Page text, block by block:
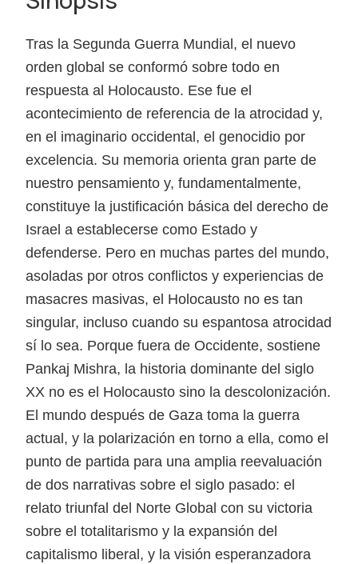
Tras la Segunda Guerra Mundial, el nuevo
orden global se conformó sobre todo en
respuesta al Holocausto. Ese fue el
acontecimiento de referencia de la atrocidad y,
en el imaginario occidental, el genocidio por
excelencia. Su memoria orienta gran parte de
nuestro pensamiento y, fundamentalmente,
constituye la justificación básica del derecho de
Israel a establecerse como Estado y
defenderse. Pero en muchas partes del mundo,
asoladas por otros conflictos y experiencias de
masacres masivas, el Holocausto no es tan
singular, incluso cuando su espantosa atrocidad
sí lo sea. Porque fuera de Occidente, sostiene
Pankaj Mishra, la historia dominante del siglo
XX no es el Holocausto sino la descolonización.
El mundo después de Gaza toma la guerra
actual, y la polarización en torno a ella, como el
punto de partida para una amplia reevaluación
de dos narrativas sobre el siglo pasado: el
relato triunfal del Norte Global con su victoria
sobre el totalitarismo y la expansión del
capitalismo liberal, y la visión esperanzadora